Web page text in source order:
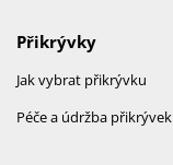
Přikrývky
Jak vybrat přikrývku
Péče a údržba přikrývek